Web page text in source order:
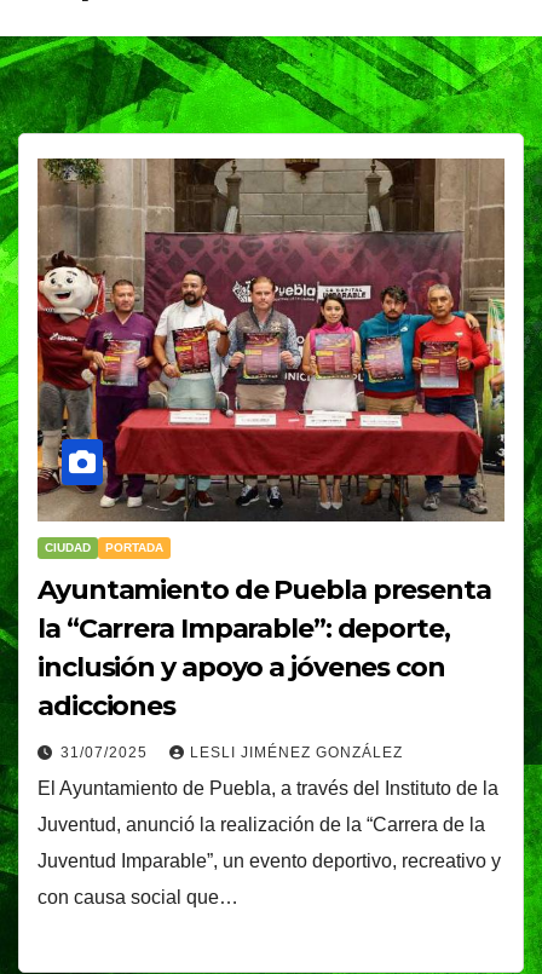
CIUDAD PORTADA
Ayuntamiento de Puebla presenta
la “Carrera Imparable”: deporte,
inclusión y apoyo a jóvenes con
adicciones
31/07/2025 LESLI JIMÉNEZ GONZÁLEZ
El Ayuntamiento de Puebla, a través del Instituto de la
Juventud, anunció la realización de la “Carrera de la
Juventud Imparable”, un evento deportivo, recreativo y
con causa social que…